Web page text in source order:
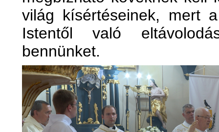
világ kísértéseinek, mert
Istentől való
bennünket.